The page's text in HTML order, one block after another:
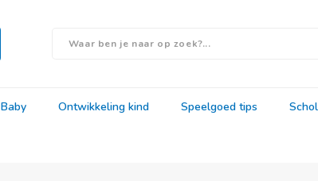
Baby Ontwikkeling kind Speelgoed tips